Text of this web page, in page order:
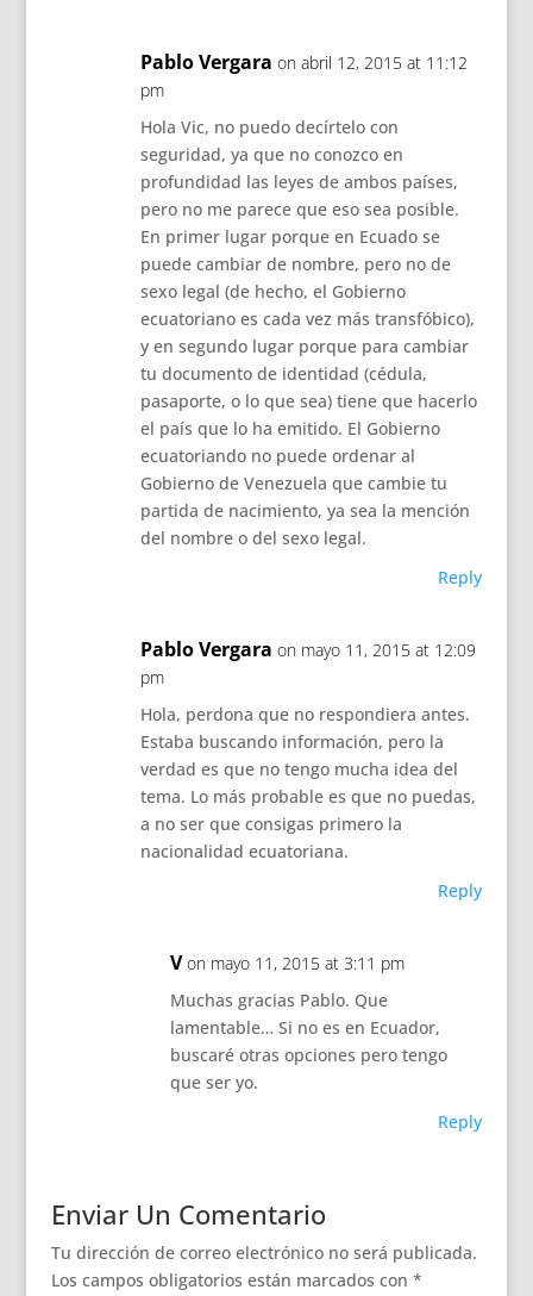
Pablo Vergara on abril 12, 2015 at 11:12
pm
Hola Vic, no puedo decírtelo con
seguridad, ya que no conozco en
profundidad las leyes de ambos países,
pero no me parece que eso sea posible.
En primer lugar porque en Ecuado se
puede cambiar de nombre, pero no de
sexo legal (de hecho, el Gobierno
ecuatoriano es cada vez más transfóbico),
y en segundo lugar porque para cambiar
tu documento de identidad (cédula,
pasaporte, o lo que sea) tiene que hacerlo
el país que lo ha emitido. El Gobierno
ecuatoriando no puede ordenar al
Gobierno de Venezuela que cambie tu
partida de nacimiento, ya sea la mención
del nombre o del sexo legal.
Reply
Pablo Vergara on mayo 11, 2015 at 12:09
pm
Hola, perdona que no respondiera antes.
Estaba buscando información, pero la
verdad es que no tengo mucha idea del
tema. Lo más probable es que no puedas,
a no ser que consigas primero la
nacionalidad ecuatoriana.
Reply
V on mayo 11, 2015 at 3:11 pm
Muchas gracias Pablo. Que
lamentable… Si no es en Ecuador,
buscaré otras opciones pero tengo
que ser yo.
Reply
Enviar Un Comentario
Tu dirección de correo electrónico no será publicada.
Los campos obligatorios están marcados con *